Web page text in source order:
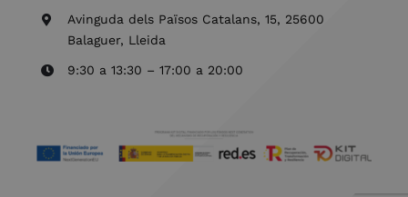
Avinguda dels Països Catalans, 15, 25600
Balaguer, Lleida
9:30 a 13:30 – 17:00 a 20:00